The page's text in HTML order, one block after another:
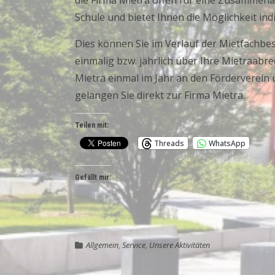
Schule und bietet Ihnen die Möglichkeit
Dies können Sie im Verlauf der
einmalig bzw. jährlich über Ihre
Mietra einmal im Jahr an den
gelangen Sie direkt zur Firma Mietra.
Teilen mit:
Threads WhatsApp
Gefällt mir:
Allgemein, Service, Unsere Aktivitäten